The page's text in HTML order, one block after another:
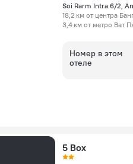
Soi Rarm Intra 6/2,
18,2 км от центра
3,4 км от метро Ват
Номер в этом
отеле
5 Box